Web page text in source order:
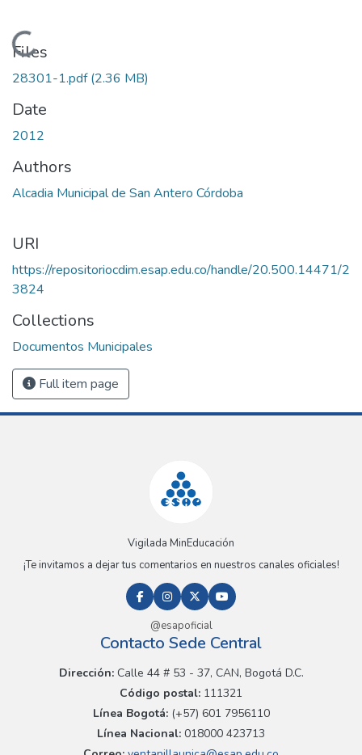
Loading...
Files
28301-1.pdf(2.36 MB)
Date
2012
Authors
Alcadia Municipal de San Antero Córdoba
URI
https://repositoriocdim.esap.edu.co/handle/20.500.14471/2
3824
Collections
Documentos Municipales
Full item page
Vigilada MinEducación
¡Te invitamos a dejar tus comentarios en nuestros canales oficiales!
@esapoficial
Contacto Sede Central
Dirección:Calle 44 # 53 - 37, CAN, Bogotá D.C.
Código postal: 111321
Línea Bogotá:(+57) 601 7956110
Línea Nacional: 018000 423713